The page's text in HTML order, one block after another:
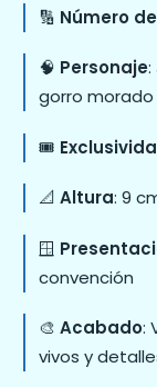
🔢 Número
🧠 Personaje:
gorro morado
🎟️
📐 Altura: 9
🪟
convención
🎨 Acabado:
vivos y